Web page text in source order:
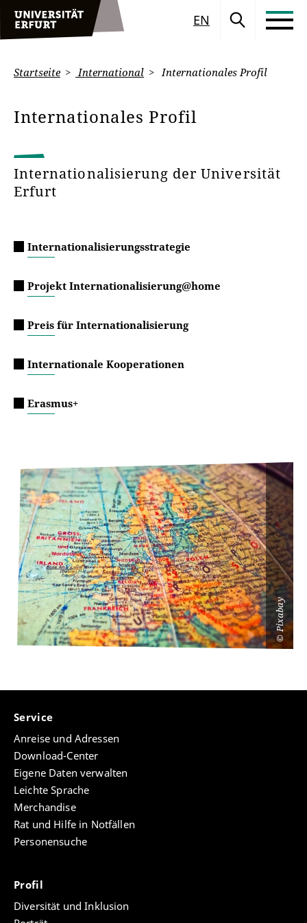
EN
Startseite International Internationales Profil
Internationales Profil
Internationalisierung der Universität
Erfurt
Internationalisierungsstrategie
Projekt Internationalisierung@home
Preis für Internationalisierung
Internationale Kooperationen
Erasmus+
©
Pixabay
Service
Anreise und Adressen
Download-Center
Eigene Daten verwalten
Leichte Sprache
Merchandise
Rat und Hilfe in Notfällen
Personensuche
Profil
Diversität und Inklusion